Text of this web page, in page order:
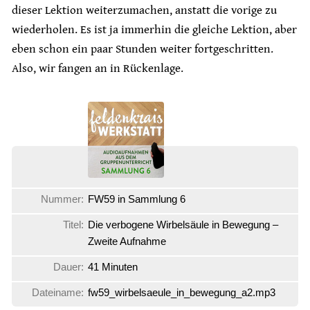
dieser Lektion weiterzumachen, anstatt die vorige zu
wiederholen. Es ist ja immerhin die gleiche Lektion, aber
eben schon ein paar Stunden weiter fortgeschritten.
Also, wir fangen an in Rückenlage.
Nummer: FW59 in Sammlung 6
Titel: Die verbogene Wirbelsäule in Bewegung –
Zweite Aufnahme
Dauer: 41 Minuten
Dateiname: fw59_wirbelsaeule_in_bewegung_a2.mp3